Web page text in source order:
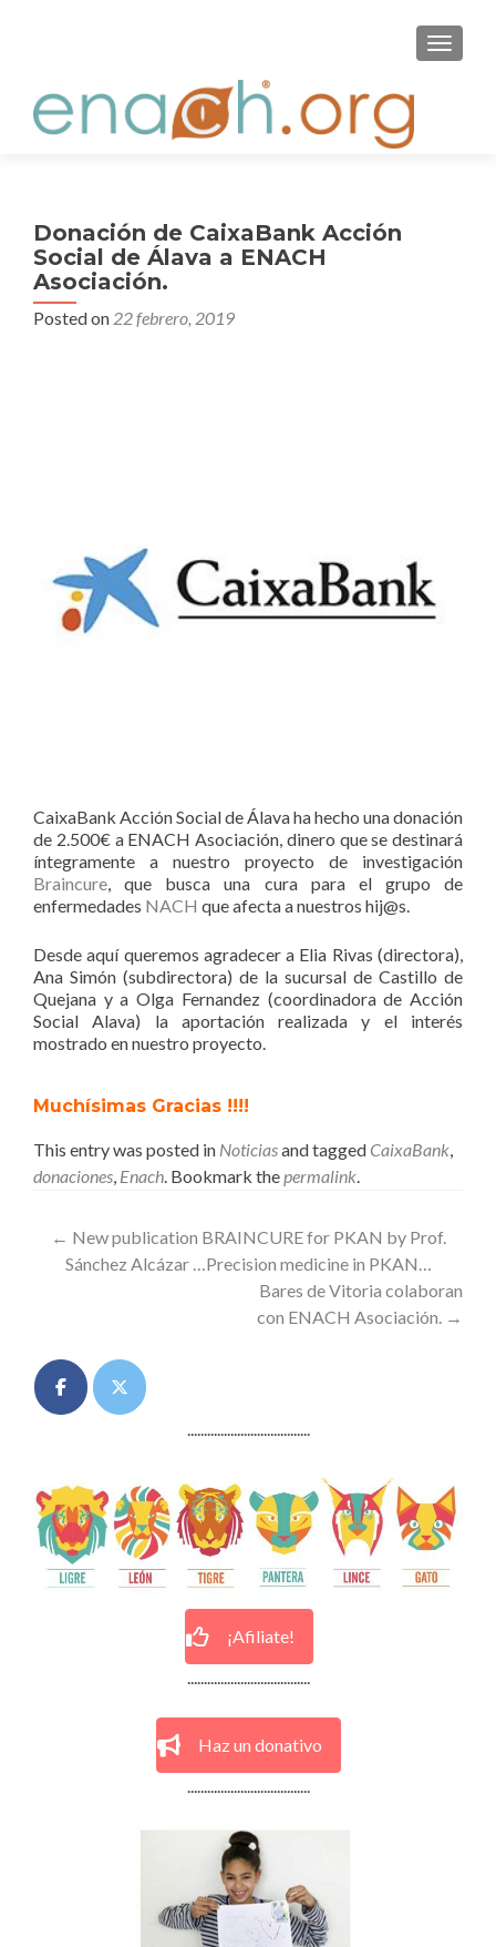
MENU
Donación de CaixaBank Acción
Social de Álava a ENACH
Asociación.
Posted on 22 febrero, 2019
CaixaBank Acción Social de Álava ha hecho una donación
de 2.500€ a ENACH Asociación, dinero que se destinará
íntegramente a nuestro proyecto de investigación
Braincure, que busca una cura para el grupo de
enfermedades NACH que afecta a nuestros hij@s.
Desde aquí queremos agradecer a Elia Rivas (directora),
Ana Simón (subdirectora) de la sucursal de Castillo de
Quejana y a Olga Fernandez (coordinadora de Acción
Social Alava) la aportación realizada y el interés
mostrado en nuestro proyecto.
Muchísimas Gracias !!!!
This entry was posted in Noticiasand tagged CaixaBank,
donaciones, Enach. Bookmark thepermalink.
Post
navigation
← New publication BRAINCURE for PKAN by Prof.
Sánchez Alcázar …Precision medicine in PKAN…
Bares de Vitoria colaboran
con ENACH Asociación. →
.....................................
¡Afiliate!
.....................................
Haz un donativo
.....................................